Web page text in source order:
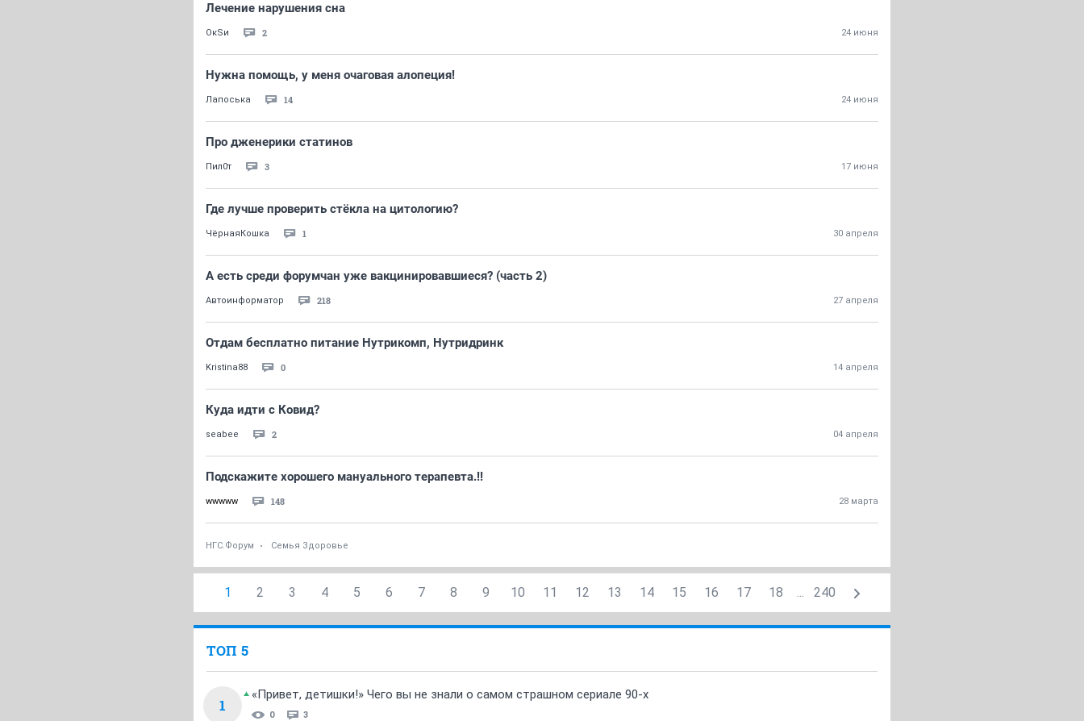
Лечение нарушения сна
ОкSи 2 24 июня
Нужна помощь, у меня очаговая алопеция!
Лапоська 14 24 июня
Про дженерики статинов
Пил0т 3 17 июня
Где лучше проверить стёкла на цитологию?
ЧёрнаяКошка 1 30 апреля
А есть среди форумчан уже вакцинировавшиеся? (часть 2)
Автоинформатор 218 27 апреля
Отдам бесплатно питание Нутрикомп, Нутридринк
Kristina88 0 14 апреля
Куда идти с Ковид?
seabee 2 04 апреля
Подскажите хорошего мануального терапевта.!!
wwwww 148 28 марта
НГС.Форум Семья Здоровье
1 2 3 4 5 6 7 8 9 10 11 12 13 14 15 16 17 18 ... 240
ТОП 5
1
«Привет, детишки!» Чего вы не знали о самом страшном сериале 90-х
0 3